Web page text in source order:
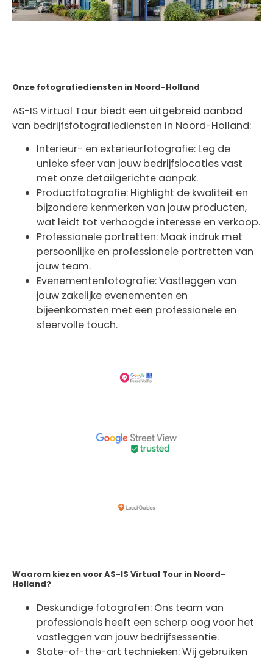
Onze fotografiediensten in Noord-Holland
AS-IS Virtual Tour biedt een uitgebreid aanbod
van bedrijfsfotografiediensten in Noord-Holland:
Interieur- en exterieurfotografie: Leg de
unieke sfeer van jouw bedrijfslocaties vast
met onze detailgerichte aanpak.
Productfotografie: Highlight de kwaliteit en
bijzondere kenmerken van jouw producten,
wat leidt tot verhoogde interesse en verkoop.
Professionele portretten: Maak indruk met
persoonlijke en professionele portretten van
jouw team.
Evenementenfotografie: Vastleggen van
jouw zakelijke evenementen en
bijeenkomsten met een professionele en
sfeervolle touch.
Waarom kiezen voor AS-IS Virtual Tour in Noord-
Holland?
Deskundige fotografen: Ons team van
professionals heeft een scherp oog voor het
vastleggen van jouw bedrijfsessentie.
State-of-the-art technieken: Wij gebruiken